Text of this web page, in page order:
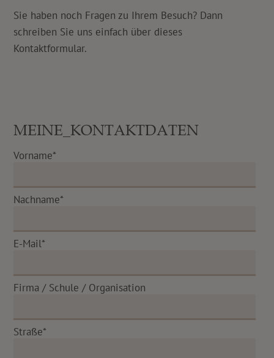
Sie haben noch Fragen zu Ihrem Besuch? Dann
schreiben Sie uns einfach über dieses
Kontaktformular.
MEINE_KONTAKTDATEN
Vorname*
Nachname*
E-Mail*
Firma / Schule / Organisation
Straße*